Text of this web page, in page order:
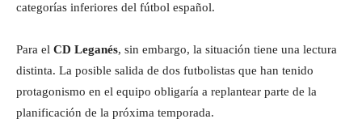
categorías inferiores del fútbol español.
Para el CD Leganés, sin embargo, la situación tiene una lectura
distinta. La posible salida de dos futbolistas que han tenido
protagonismo en el equipo obligaría a replantear parte de la
planificación de la próxima temporada.